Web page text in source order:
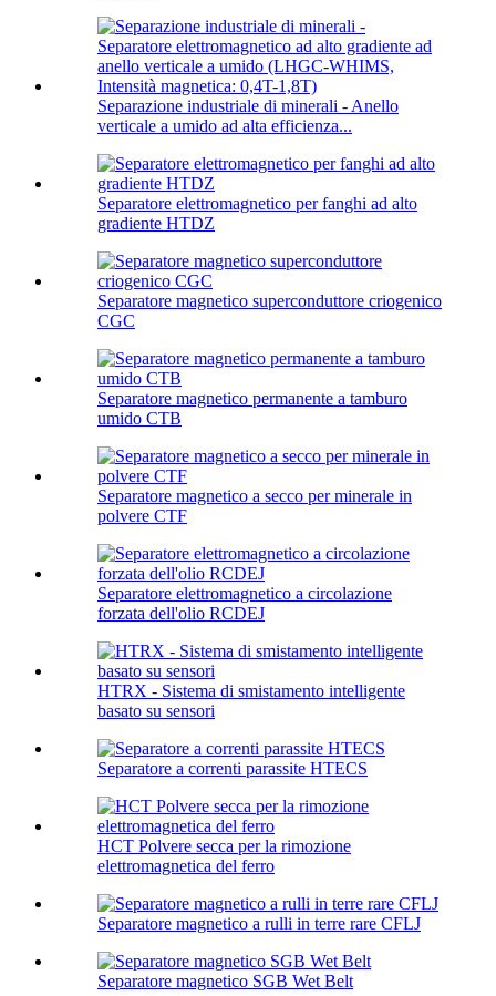
Separazione industriale di minerali - Anello
verticale a umido ad alta efficienza...
Separatore elettromagnetico per fanghi ad alto
gradiente HTDZ
Separatore magnetico superconduttore criogenico
CGC
Separatore magnetico permanente a tamburo
umido CTB
Separatore magnetico a secco per minerale in
polvere CTF
Separatore elettromagnetico a circolazione
forzata dell'olio RCDEJ
HTRX - Sistema di smistamento intelligente
basato su sensori
Separatore a correnti parassite HTECS
HCT Polvere secca per la rimozione
elettromagnetica del ferro
Separatore magnetico a rulli in terre rare CFLJ
Separatore magnetico SGB Wet Belt